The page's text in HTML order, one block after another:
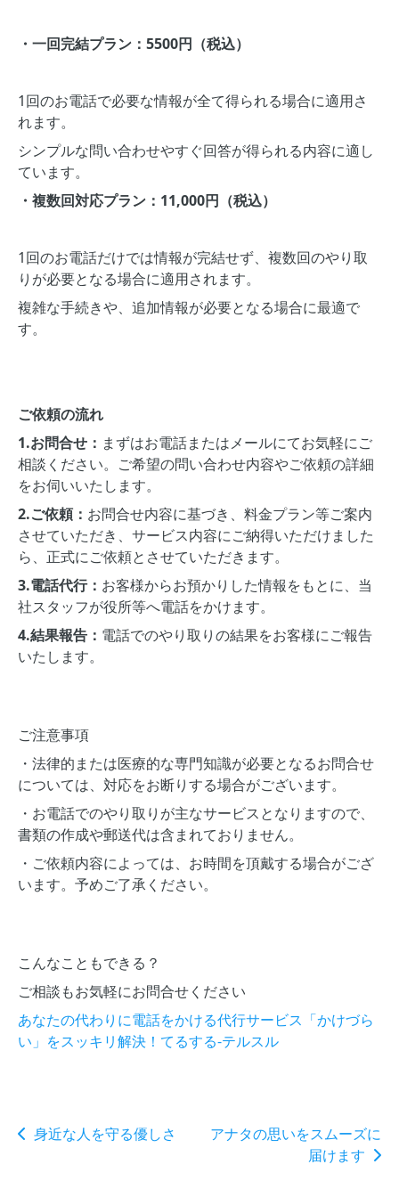
・一回完結プラン：5500円（税込）
1回のお電話で必要な情報が全て得られる場合に適用さ
れます。
シンプルな問い合わせやすぐ回答が得られる内容に適し
ています。
・複数回対応プラン：11,000円（税込）
1回のお電話だけでは情報が完結せず、複数回のやり取
りが必要となる場合に適用されます。
複雑な手続きや、追加情報が必要となる場合に最適で
す。
ご依頼の流れ
1.お問合せ： まずはお電話またはメールにてお気軽にご
相談ください。ご希望の問い合わせ内容やご依頼の詳細
をお伺いいたします。
2.ご依頼： お問合せ内容に基づき、料金プラン等ご案内
させていただき、サービス内容にご納得いただけました
ら、正式にご依頼とさせていただきます。
3.電話代行： お客様からお預かりした情報をもとに、当
社スタッフが役所等へ電話をかけます。
4.結果報告： 電話でのやり取りの結果をお客様にご報告
いたします。
ご注意事項
・法律的または医療的な専門知識が必要となるお問合せ
については、対応をお断りする場合がございます。
・お電話でのやり取りが主なサービスとなりますので、
書類の作成や郵送代は含まれておりません。
・ご依頼内容によっては、お時間を頂戴する場合がござ
います。予めご了承ください。
こんなこともできる？
ご相談もお気軽にお問合せください
あなたの代わりに電話をかける代行サービス「かけづら
い」をスッキリ解決！てるする-テルスル
身近な人を守る優しさ
アナタの思いをスムーズに
届けます